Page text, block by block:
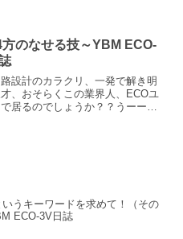
のなせる技～YBM ECO-
路設計のカラクリ、一発で解き明
、おそらくこの業界人、ECOユ
居るのでしょうか？？うーーー
いうキーワードを求めて！（その
ECO-3V日誌